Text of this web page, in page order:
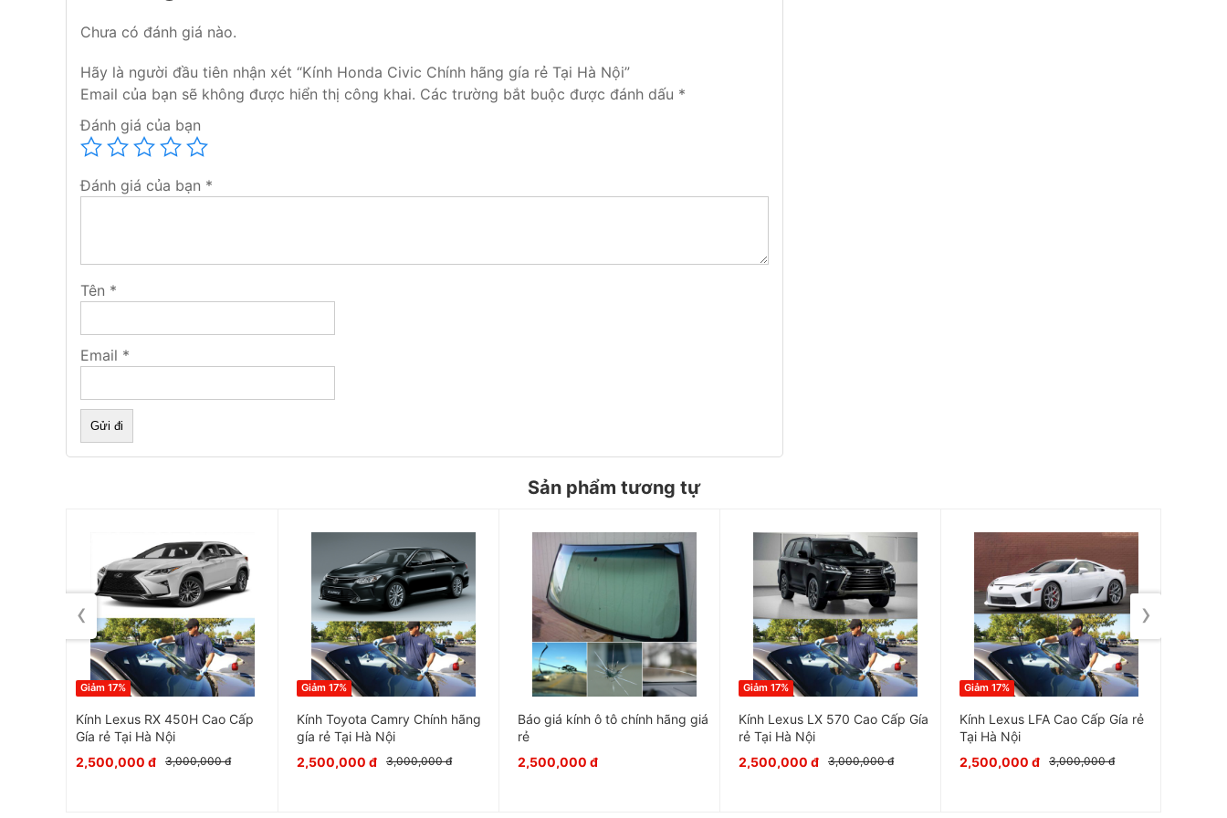
không biết địa chỉ nào thay kính ô tô chính hãng mà giá lại rẻ? Địa chỉ thay kính ô tô uy tín tại Hà
Nội. Donoithatoto.net chuyên
tam giá ô tô.
Như các bạn đã biết kính là một bộ phận rất quan trọng và rất cần thiết trên xe ô tô . Kính ô tô
ngoài việc chắn gió, chắn bụi và mưa, nó còn tham gia vào việc tăng độ cứng vững chắc cho kết
cấu xe và bảo vệ an toàn cho người trong mọi các tình huống gây va chạm
Chưa có đánh giá nào.
Hãy là người đầu tiên nhận xét “Kính Honda Civic Chính hãng gía rẻ Tại Hà Nội”
Email của bạn sẽ không được hiển thị công khai. Các trường bắt buộc được đánh dấu *
Đánh giá của bạn
Đánh giá của bạn *
Tên *
Email *
Sản phẩm tương tự
Kính Lexus RX 450H Cao Cấp
Gía rẻ Tại Hà Nội
2,500,000 đ
3,000,000 đ
Giảm 17%
Kính Toyota Camry Chính hãng
gía rẻ Tại Hà Nội
2,500,000 đ
3,000,000 đ
Giảm 17%
Báo giá kính ô tô chính hãng giá
rẻ
2,500,000 đ
Kính Lexus LX 570 Cao Cấp Gía
rẻ Tại Hà Nội
2,500,000 đ
3,000,000 đ
Giảm 17%
Kính Lexus LFA Cao Cấp Gía rẻ
Tại Hà Nội
2,500,000 đ
3,000,000 đ
Giảm 17%
‹ ›